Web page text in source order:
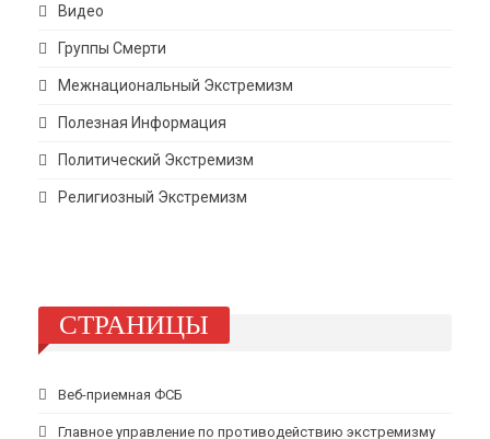
Видео
Группы Смерти
Межнациональный Экстремизм
Полезная Информация
Политический Экстремизм
Религиозный Экстремизм
СТРАНИЦЫ
Веб-приемная ФСБ
Главное управление по противодействию экстремизму